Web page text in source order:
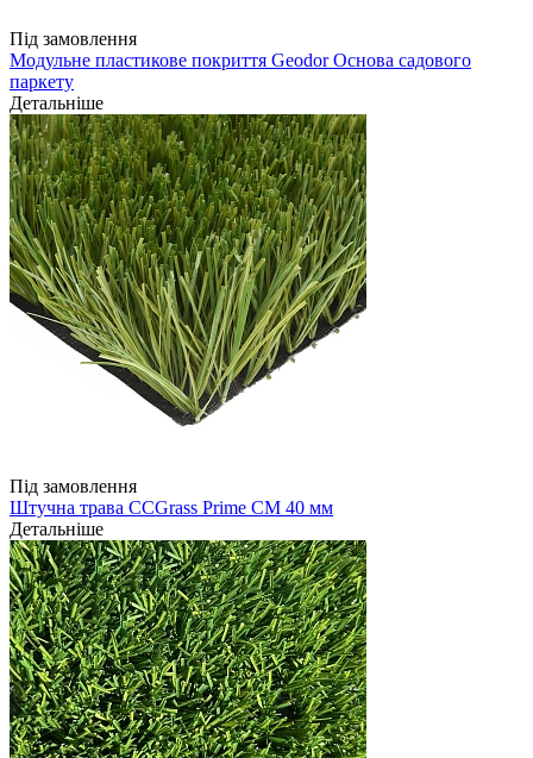
Під замовлення
Модульне пластикове покриття Geodor Основа садового
паркету
Детальніше
Під замовлення
Штучна трава CCGrass Prime CM 40 мм
Детальніше